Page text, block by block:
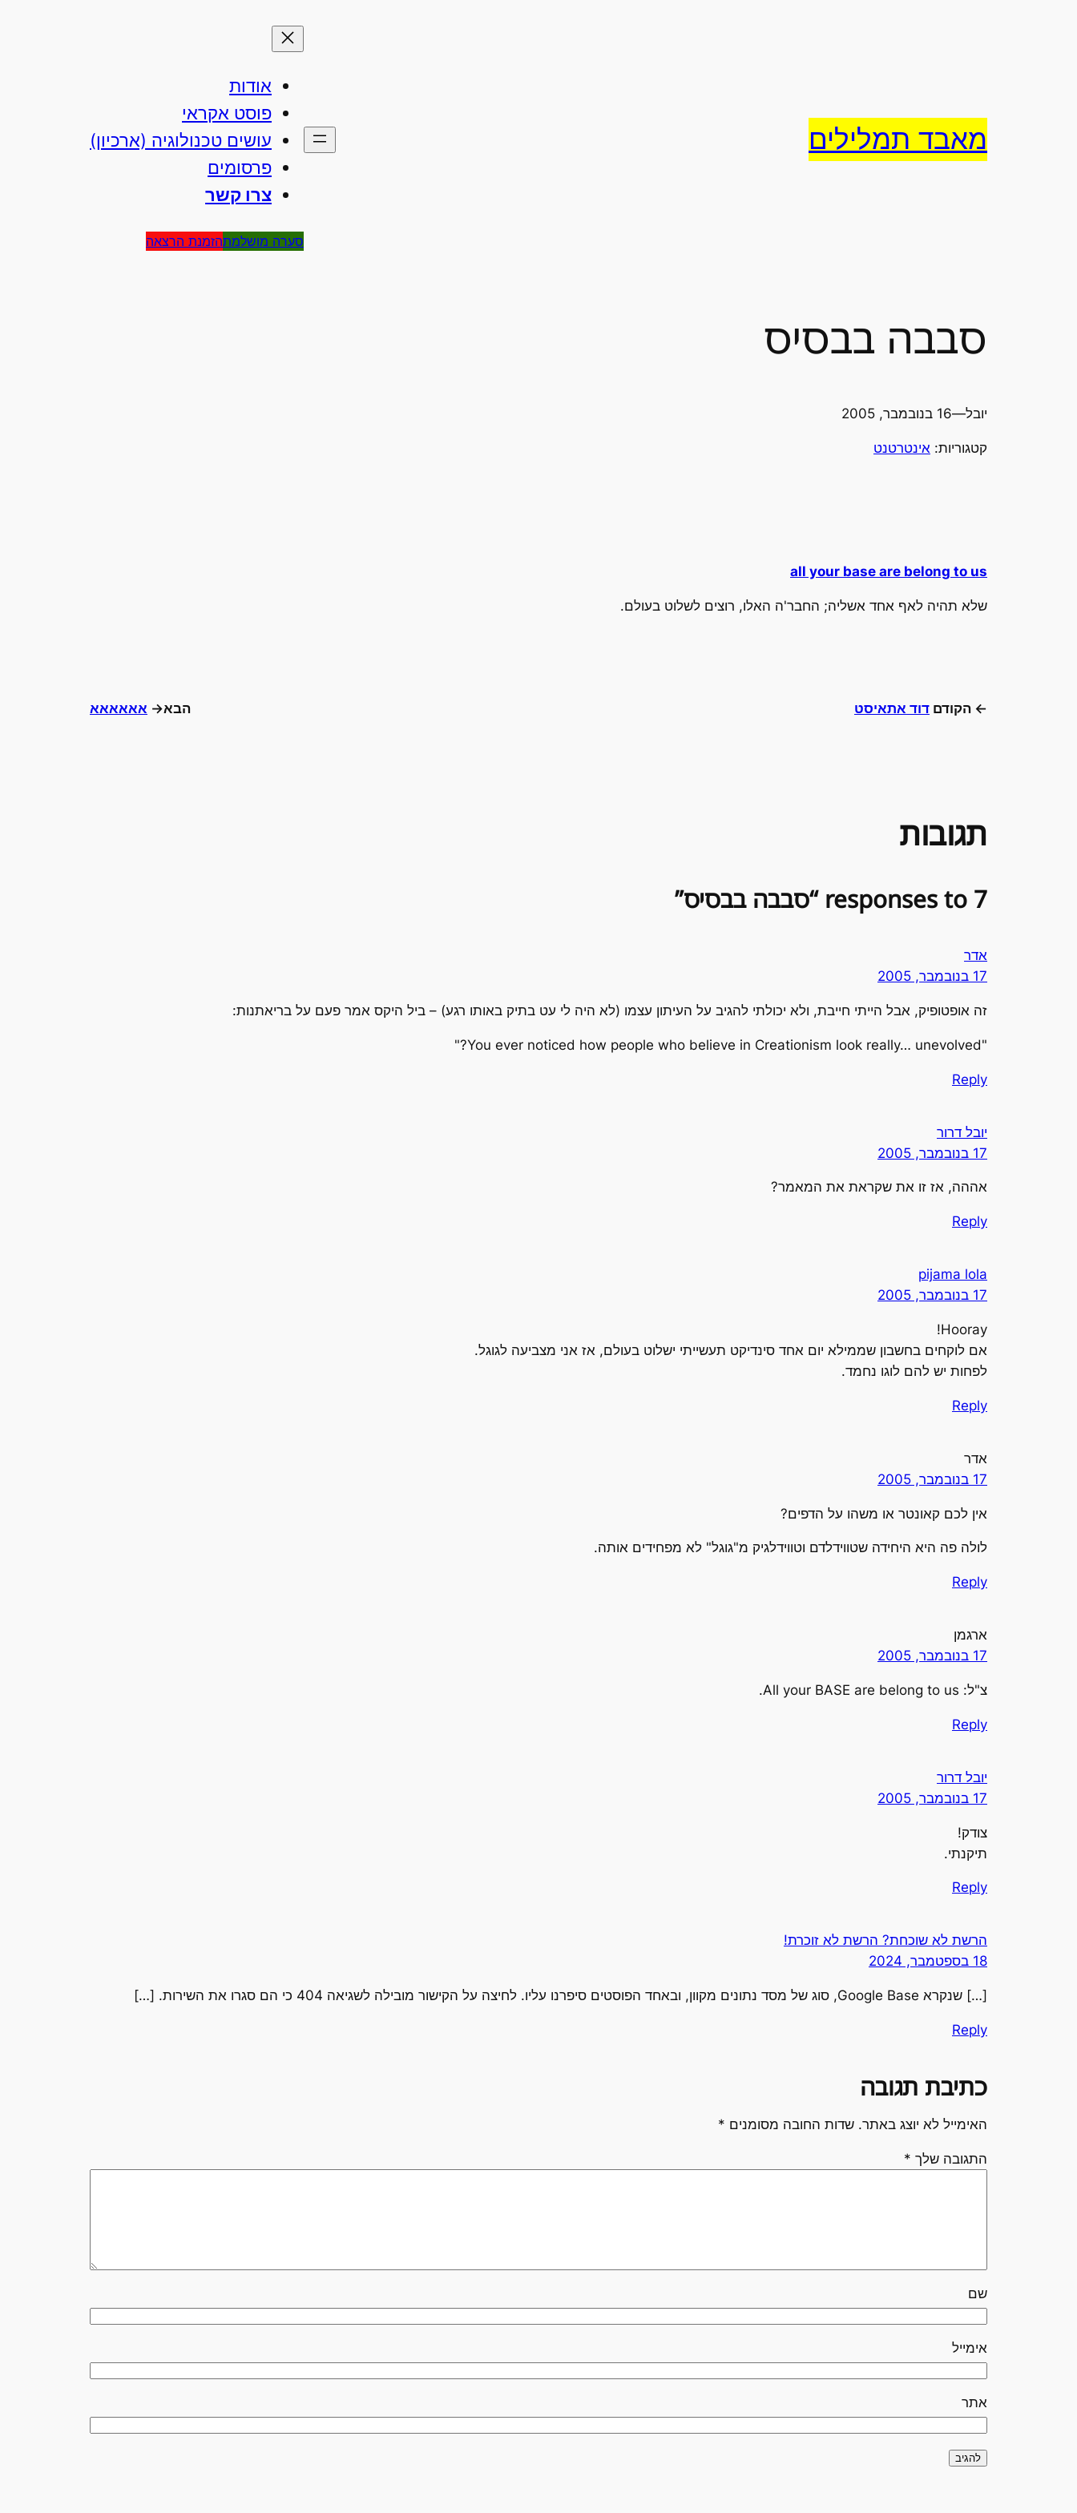
מאבד תמלילים
אודות
פוסט אקראי
עושים טכנולוגיה (ארכיון)
פרסומים
צרו קשר
סערה מושלמתהזמנת הרצאה
סבבה בבסיס
יובל—16 בנובמבר, 2005
קטגוריות: אינטרטנט
all your base are belong to us
שלא תהיה לאף אחד אשליה; החבר'ה האלו, רוצים לשלוט בעולם.
← הקודם דוד אתאיסט הבא→ אאאאאא
תגובות
7 responses to “סבבה בבסיס”
אדר
17 בנובמבר, 2005
זה אופטופיק, אבל הייתי חייבת, ולא יכולתי להגיב על העיתון עצמו (לא היה לי עט בתיק באותו רגע) – ביל היקס אמר פעם על בריאתנות:
"You ever noticed how people who believe in Creationism look really… unevolved?"
Reply
יובל דרור
17 בנובמבר, 2005
אההה, אז זו את שקראת את המאמר?
Reply
pijama lola
17 בנובמבר, 2005
Hooray!
אם לוקחים בחשבון שממילא יום אחד סינדיקט תעשייתי ישלוט בעולם, אז אני מצביעה לגוגל.
לפחות יש להם לוגו נחמד.
Reply
אדר
17 בנובמבר, 2005
אין לכם קאונטר או משהו על הדפים?
לולה פה היא היחידה שטווידלדם וטווידלגיק מ"גוגל" לא מפחידים אותה.
Reply
ארגמן
17 בנובמבר, 2005
צ"ל: All your BASE are belong to us.
Reply
יובל דרור
17 בנובמבר, 2005
צודק!
תיקנתי.
Reply
הרשת לא שוכחת? הרשת לא זוכרת!
18 בספטמבר, 2024
[…] שנקרא Google Base, סוג של מסד נתונים מקוון, ובאחד הפוסטים סיפרנו עליו. לחיצה על הקישור מובילה לשגיאה 404 כי הם סגרו את השירות. […]
Reply
כתיבת תגובה
האימייל לא יוצג באתר. שדות החובה מסומנים *
התגובה שלך *
שם
אימייל
אתר